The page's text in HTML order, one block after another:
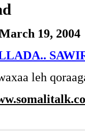
19, 2004
leh